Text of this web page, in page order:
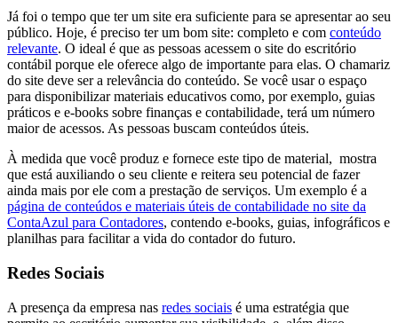
Já foi o tempo que ter um site era suficiente para se apresentar ao seu
público. Hoje, é preciso ter um bom site: completo e com conteúdo
relevante. O ideal é que as pessoas acessem o site do escritório
contábil porque ele oferece algo de importante para elas. O chamariz
do site deve ser a relevância do conteúdo. Se você usar o espaço
para disponibilizar materiais educativos como, por exemplo, guias
práticos e e-books sobre finanças e contabilidade, terá um número
maior de acessos. As pessoas buscam conteúdos úteis.
À medida que você produz e fornece este tipo de material, mostra
que está auxiliando o seu cliente e reitera seu potencial de fazer
ainda mais por ele com a prestação de serviços. Um exemplo é a
página de conteúdos e materiais úteis de contabilidade no site da
ContaAzul para Contadores, contendo e-books, guias, infográficos e
planilhas para facilitar a vida do contador do futuro.
Redes Sociais
A presença da empresa nas redes sociais é uma estratégia que